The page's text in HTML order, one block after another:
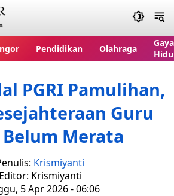
Pendidikan Olahraga
Gaya
PGRI Pamulihan,
Guru
Merata
Krismiyanti
Editor: Krismiyanti
5 Apr 2026 - 06:06